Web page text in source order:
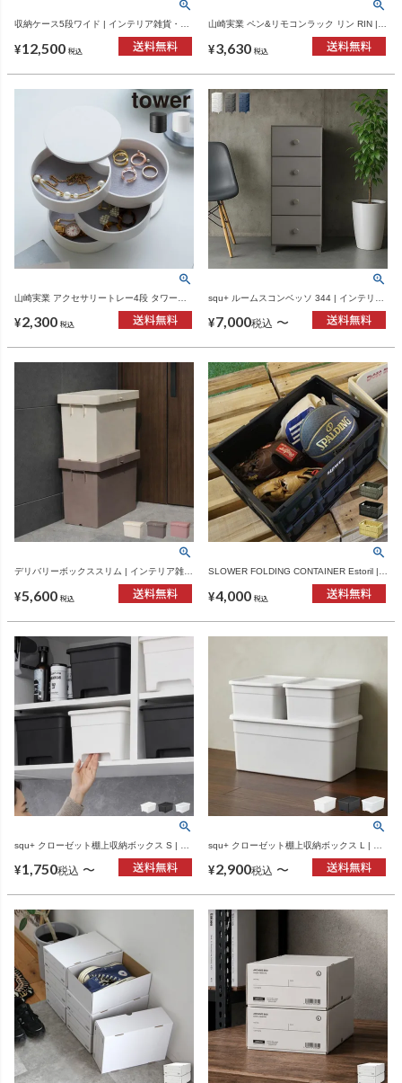
収納ケース5段ワイド | インテリア雑貨・収
¥12,500 税込
山崎実業 ペン&リモコンラック リン RIN |
インテリア雑貨・リンシリーズ
¥3,630 税込
山崎実業 アクセサリートレー4段 タワー
¥2,300 税込
squ+ ルームスコンベッソ 344 | インテリア
¥7,000税込 〜
デリバリーボックススリム | インテリア雑
¥5,600 税込
SLOWER FOLDING CONTAINER Estoril |
¥4,000 税込
squ+ クローゼット棚上収納ボックス S | イ
¥1,750税込 〜
squ+ クローゼット棚上収納ボックス L | イ
¥2,900税込 〜